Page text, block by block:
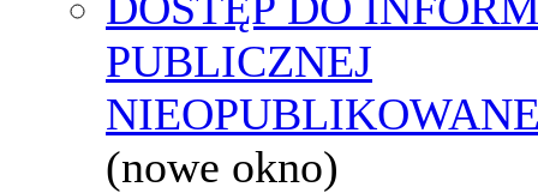
PUBLICZNEJ
(nowe okno)